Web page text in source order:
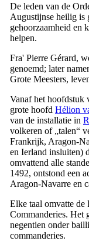
De leden van de
Augustijnse heilig is
gehoorzaamheid en
helpen.
Fra' Pierre Gérard,
genoemd; later
Grote Meesters,
Vanaf het hoofdstuk
grote hoofd Hélion
van de installatie in
volkeren of „talen“
Frankrijk, Aragon-
en Ierland insluiten)
omvattend alle
1492, ontstond een
Aragon-Navarre en
Elke taal omvatte
Commanderies. Het
negentien onder
commanderies.